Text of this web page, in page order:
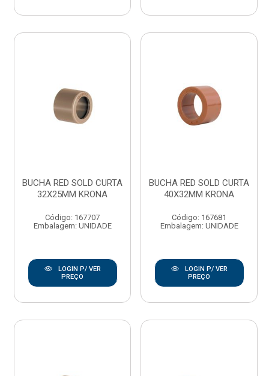
BUCHA RED SOLD CURTA
32X25MM KRONA
Código: 167707
Embalagem: UNIDADE
LOGIN P/ VER
PREÇO
BUCHA RED SOLD CURTA
40X32MM KRONA
Código: 167681
Embalagem: UNIDADE
LOGIN P/ VER
PREÇO